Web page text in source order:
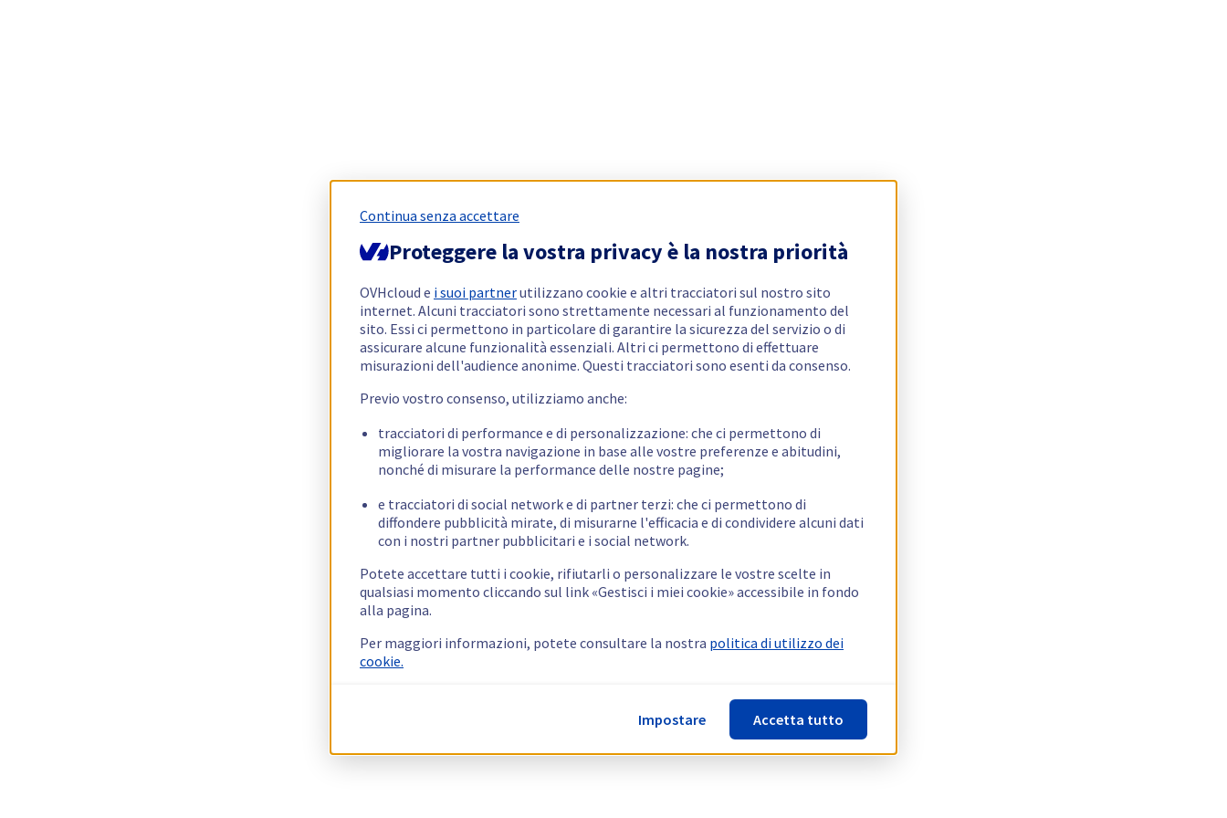
Continua senza accettare
Proteggere la vostra privacy è la nostra priorità
OVHcloud e i suoi partnerutilizzano cookie e altri tracciatori sul nostro sito
internet. Alcuni tracciatori sono strettamente necessari al funzionamento del
sito. Essi ci permettono in particolare di garantire la sicurezza del servizio o di
assicurare alcune funzionalità essenziali. Altri ci permettono di effettuare
misurazioni dell'audience anonime. Questi tracciatori sono esenti da consenso.
Previo vostro consenso, utilizziamo anche:
tracciatori di performance e di personalizzazione: che ci permettono di
migliorare la vostra navigazione in base alle vostre preferenze e abitudini,
nonché di misurare la performance delle nostre pagine;
e tracciatori di social network e di partner terzi: che ci permettono di
diffondere pubblicità mirate, di misurarne l'efficacia e di condividere alcuni dati
con i nostri partner pubblicitari e i social network.
Potete accettare tutti i cookie, rifiutarli o personalizzare le vostre scelte in
qualsiasi momento cliccando sul link «Gestisci i miei cookie» accessibile in fondo
alla pagina.
Per maggiori informazioni, potete consultare la nostra politica di utilizzo dei
cookie.
Impostare Accetta tutto